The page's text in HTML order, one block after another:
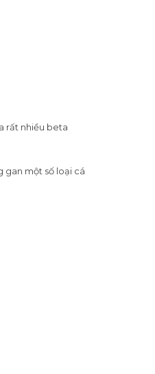
rất nhiều beta
gan một số loại cá